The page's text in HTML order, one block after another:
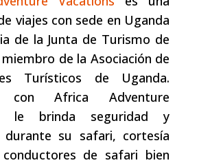
viajes con sede en Uganda
de la Junta de Turismo de
de la Asociación de
Turísticos de Uganda.
con Africa Adventure
le brinda seguridad y
durante su safari, cortesía
de safari bien